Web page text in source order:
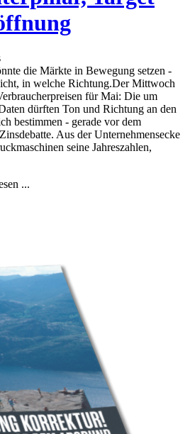
die Märkte in Bewegung setzen -
in welche Richtung.Der Mittwoch
für Mai: Die um
dürften Ton und Richtung an den
bestimmen - gerade vor dem
Aus der Unternehmensecke
seine Jahreszahlen,
...